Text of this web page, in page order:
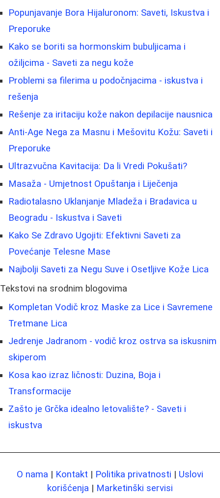
Popunjavanje Bora Hijaluronom: Saveti, Iskustva i
Preporuke
Kako se boriti sa hormonskim bubuljicama i
ožiljcima - Saveti za negu kože
Problemi sa filerima u podočnjacima - iskustva i
rešenja
Rešenje za iritaciju kože nakon depilacije nausnica
Anti-Age Nega za Masnu i Mešovitu Kožu: Saveti i
Preporuke
Ultrazvučna Kavitacija: Da li Vredi Pokušati?
Masaža - Umjetnost Opuštanja i Liječenja
Radiotalasno Uklanjanje Mladeža i Bradavica u
Beogradu - Iskustva i Saveti
Kako Se Zdravo Ugojiti: Efektivni Saveti za
Povećanje Telesne Mase
Najbolji Saveti za Negu Suve i Osetljive Kože Lica
Tekstovi na srodnim blogovima
Kompletan Vodič kroz Maske za Lice i Savremene
Tretmane Lica
Jedrenje Jadranom - vodič kroz ostrva sa iskusnim
skiperom
Kosa kao izraz ličnosti: Duzina, Boja i
Transformacije
Zašto je Grčka idealno letovalište? - Saveti i
iskustva
O nama | Kontakt | Politika privatnosti | Uslovi
korišćenja | Marketinški servisi